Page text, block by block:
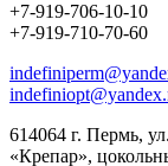
+7-919-706-10-10
+7-919-710-70-60
614064 г. Пермь,
«Крепар»,